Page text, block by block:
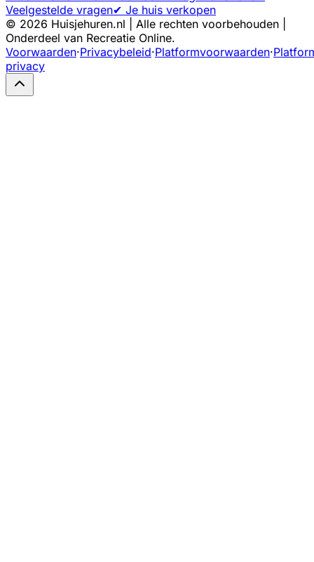
Veelgestelde vragen✔ Je huis verkopen
© 2026 Huisjehuren.nl | Alle rechten voorbehouden |
Onderdeel van Recreatie Online.
Voorwaarden·Privacybeleid·Platformvoorwaarden·
privacy